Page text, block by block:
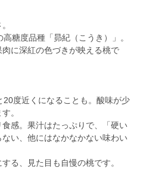
糖度品種「昴紀（こうき）」。
に深紅の色づきが映える桃で
度近くになることも。酸味が少
。
感。果汁はたっぷりで、「硬い
い、他にはなかなかない味わい
る、見た目も自慢の桃です。